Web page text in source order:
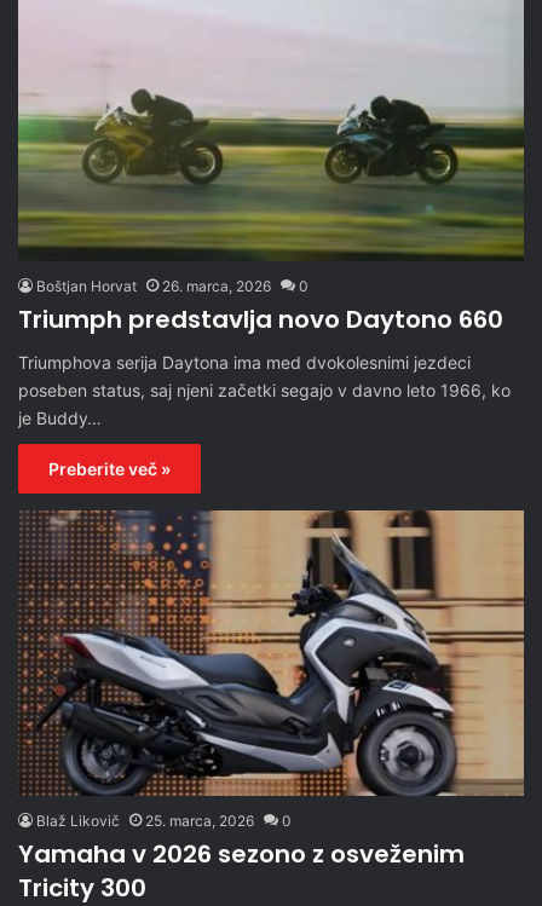
Boštjan Horvat 26. marca, 2026 0
Triumph predstavlja novo Daytono 660
Triumphova serija Daytona ima med dvokolesnimi jezdeci
poseben status, saj njeni začetki segajo v davno leto 1966, ko
je Buddy…
Preberite več »
Blaž Likovič 25. marca, 2026 0
Yamaha v 2026 sezono z osveženim
Tricity 300